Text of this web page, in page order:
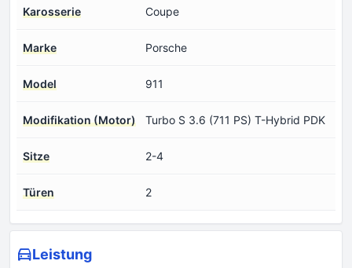
Karosserie Coupe
Marke Porsche
Model 911
Modifikation (Motor) Turbo S 3.6 (711 PS) T-Hybrid PDK
Sitze 2-4
Türen 2
Leistung